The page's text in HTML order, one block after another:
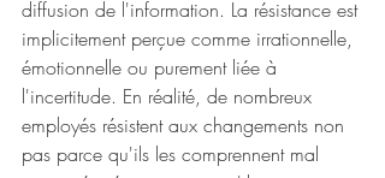
diffusion de l'information. La résistance est
implicitement perçue comme irrationnelle,
émotionnelle ou purement liée à
l'incertitude. En réalité, de nombreux
employés résistent aux changements non
pas parce qu'ils les comprennent mal